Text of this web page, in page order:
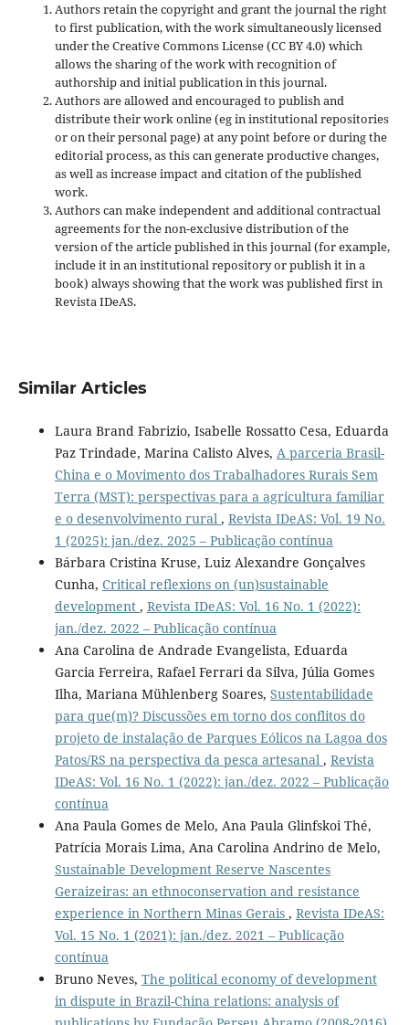
Authors retain the copyright and grant the journal the right
to first publication, with the work simultaneously licensed
under the Creative Commons License (CC BY 4.0) which
allows the sharing of the work with recognition of
authorship and initial publication in this journal.
Authors are allowed and encouraged to publish and
distribute their work online (eg in institutional repositories
or on their personal page) at any point before or during the
editorial process, as this can generate productive changes,
as well as increase impact andcitation of the published
work.
Authors can make independent and additional contractual
agreements for the non-exclusive distribution of the
version of the article published in this journal (for example,
include it in an institutional repository or publish it in a
book) always showing that the work was published firstin
Revista IDeAS.
Similar Articles
Laura Brand Fabrizio, Isabelle Rossatto Cesa, Eduarda
Paz Trindade, Marina Calisto Alves, A parceria Brasil-
China e o Movimento dos Trabalhadores Rurais Sem
Terra (MST): perspectivas para a agricultura familiar
e o desenvolvimento rural , Revista IDeAS: Vol. 19 No.
1 (2025): jan./dez. 2025 – Publicação contínua
Bárbara Cristina Kruse, Luiz Alexandre Gonçalves
Cunha, Critical reflexions on (un)sustainable
development , Revista IDeAS: Vol. 16 No. 1 (2022):
jan./dez. 2022 – Publicação contínua
Ana Carolina de Andrade Evangelista, Eduarda
Garcia Ferreira, Rafael Ferrari da Silva, Júlia Gomes
Ilha, Mariana Mühlenberg Soares, Sustentabilidade
para que(m)? Discussões em torno dos conflitos do
projeto de instalação de Parques Eólicos na Lagoa dos
Patos/RS na perspectiva da pesca artesanal , Revista
IDeAS: Vol. 16 No. 1 (2022): jan./dez. 2022 – Publicação
contínua
Ana Paula Gomes de Melo, Ana Paula Glinfskoi Thé,
Patrícia Morais Lima, Ana Carolina Andrino de Melo,
Sustainable Development Reserve Nascentes
Geraizeiras: an ethnoconservation and resistance
experience in Northern Minas Gerais , Revista IDeAS:
Vol. 15 No. 1 (2021): jan./dez. 2021 – Publicação
contínua
Bruno Neves, The political economy of development
in dispute in Brazil-China relations: analysis of